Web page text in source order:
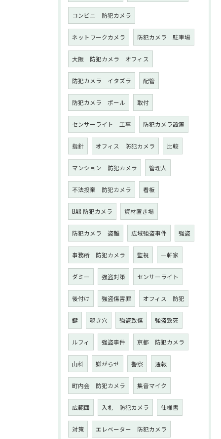
コンビニ 防犯カメラ
ネットワークカメラ 防犯カメラ 駐車場
大阪 防犯カメラ オフィス
防犯カメラ イタズラ 配管
防犯カメラ ポール 取付
センサーライト 工事 防犯カメラ設置
指針 オフィス 防犯カメラ 比較
マンション 防犯カメラ 管理人
不法投棄 防犯カメラ 看板
BAR 防犯カメラ 資材置き場
防犯カメラ 盗難 広域強盗事件 強盗
事務所 防犯カメラ 監視 一軒家
ダミー 強盗対策 センサーライト
後付け 強盗傷害罪 オフィス 防犯
鍵 覗き穴 強盗致傷 強盗致死
ルフィ 強盗事件 京都 防犯カメラ
山科 嫌がらせ 警察 通報
町内会 防犯カメラ 集音マイク
広範囲 入札 防犯カメラ 仕様書
対策 エレベーター 防犯カメラ